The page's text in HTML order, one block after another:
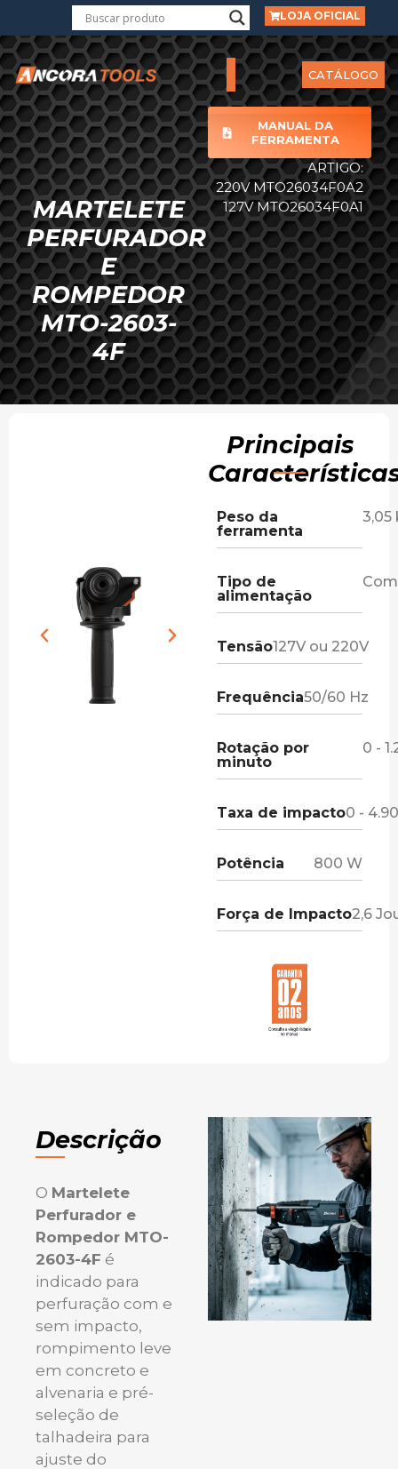
LOJA OFICIAL
CATÁLOGO
MARTELETE
PERFURADOR
E
ROMPEDOR
MTO-2603-
4F
MANUAL DA
FERRAMENTA
ARTIGO:
220V MTO26034F0A2
127V MTO26034F0A1
Principais
Peso da
ferramenta
3,05
Tipo de
alimentação
Tensão127V ou 220V
Frequência50/60 Hz
Rotação por
minuto
0 -
Taxa de impacto0 -
Potência 800 W
Força de Impacto2,6
Descrição
O Martelete
Perfurador e
Rompedor MTO-
2603-4F é
indicado para
perfuração com e
sem impacto,
rompimento leve
em concreto e
alvenaria e pré-
seleção de
talhadeira para
ajuste do